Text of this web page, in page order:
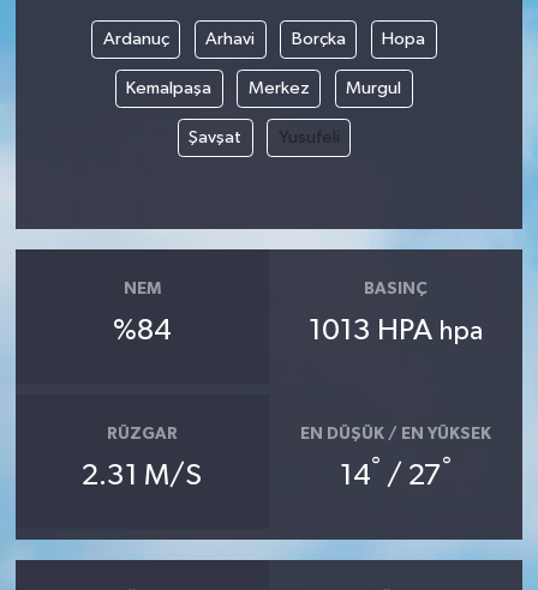
Ardanuç Arhavi Borçka Hopa
Kemalpaşa Merkez Murgul
Şavşat Yusufeli
NEM
%84
BASINÇ
1013 HPA hpa
RÜZGAR
2.31 M/S
EN DÜŞÜK / EN YÜKSEK
14° / 27°